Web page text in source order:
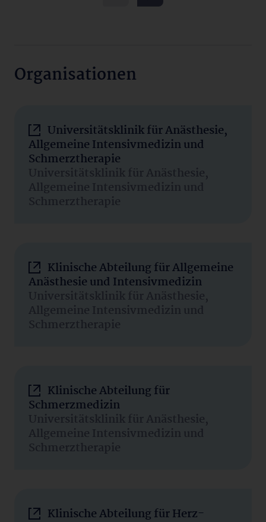
Organisationen
Universitätsklinik für Anästhesie,
Allgemeine Intensivmedizin und
Schmerztherapie
Universitätsklinik für Anästhesie,
Allgemeine Intensivmedizin und
Schmerztherapie
Klinische Abteilung für Allgemeine
Anästhesie und Intensivmedizin
Universitätsklinik für Anästhesie,
Allgemeine Intensivmedizin und
Schmerztherapie
Klinische Abteilung für
Schmerzmedizin
Universitätsklinik für Anästhesie,
Allgemeine Intensivmedizin und
Schmerztherapie
Klinische Abteilung für Herz-